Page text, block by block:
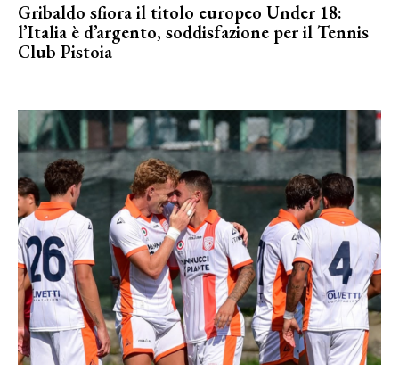
Gribaldo sfiora il titolo europeo Under 18:
l’Italia è d’argento, soddisfazione per il Tennis
Club Pistoia